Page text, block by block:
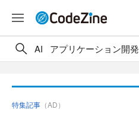
AI アプリケーション開発
特集記事 （AD）